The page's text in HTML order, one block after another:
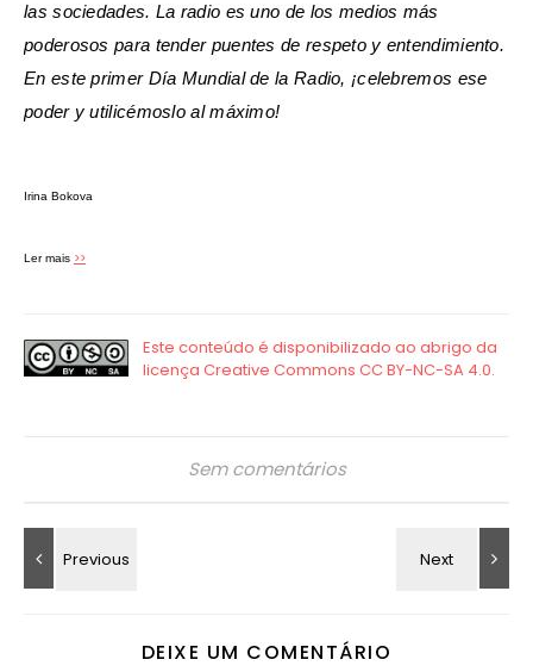
las sociedades. La radio es uno de los medios más
poderosos para tender puentes de respeto y entendimiento.
En este primer Día Mundial de la Radio, ¡celebremos ese
poder y utilicémoslo al máximo!
Irina Bokova
Ler mais >>
Sem comentários
DEIXE UM COMENTÁRIO